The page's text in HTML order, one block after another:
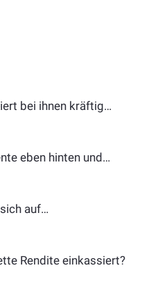
bei ihnen kräftig…
eben hinten und…
auf…
Rendite einkassiert?